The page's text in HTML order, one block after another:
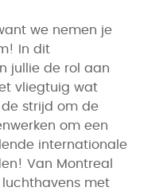
we nemen je
In dit
jullie de rol aan
vliegtuig wat
strijd om de
om een
internationale
Van Montreal
luchthavens met